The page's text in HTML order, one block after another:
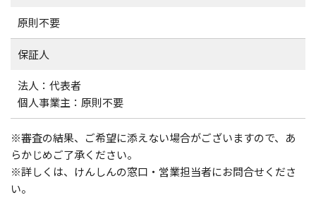
原則不要
保証人
法人：代表者
個人事業主：原則不要
※審査の結果、ご希望に添えない場合がございますので、あ
らかじめご了承ください。
※詳しくは、けんしんの窓口・営業担当者にお問合せくださ
い。